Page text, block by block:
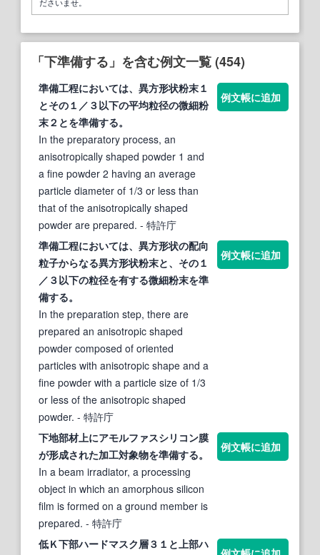
「下準備する」を含む例文一覧 (454)
準備工程においては、異方形状粉末１
とその１／３以下の平均粒径の微細粉
末２とを準備する。
In the preparatory process, an
anisotropically shaped powder 1 and
a fine powder 2 having an average
particle diameter of 1/3 or less than
that of the anisotropically shaped
powder are prepared. - 特許庁
例文帳に追加
準備工程においては、異方形状の配向
粒子からなる異方形状粉末と、その１
／３以下の粒径を有する微細粉末を準
備する。
In the preparation step, there are
prepared an anisotropic shaped
powder composed of oriented
particles with anisotropic shape and a
fine powder with a particle size of 1/3
or less of the anisotropic shaped
powder. - 特許庁
例文帳に追加
下地部材上にアモルファスシリコン膜
が形成された加工対象物を準備する。
In a beam irradiator, a processing
object in which an amorphous silicon
film is formed on a ground member is
prepared. - 特許庁
例文帳に追加
低Ｋ下部ハードマスク層３１と上部ハ